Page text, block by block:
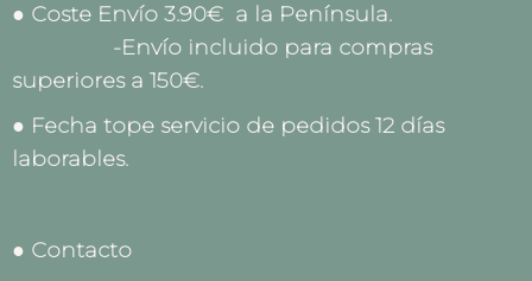
● Coste Envío 3.90€ a la Península.
-Envío incluido para compras
superiores a 150€.
● Fecha tope servicio de pedidos 12 días
laborables.
● Contacto